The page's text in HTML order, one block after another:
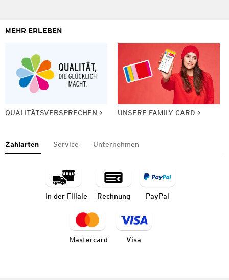
MEHR ERLEBEN
QUALITÄTSVERSPRECHEN UNSERE FAMILY CARD
Zahlarten Service Unternehmen
In der Filiale Rechnung PayPal
Mastercard Visa